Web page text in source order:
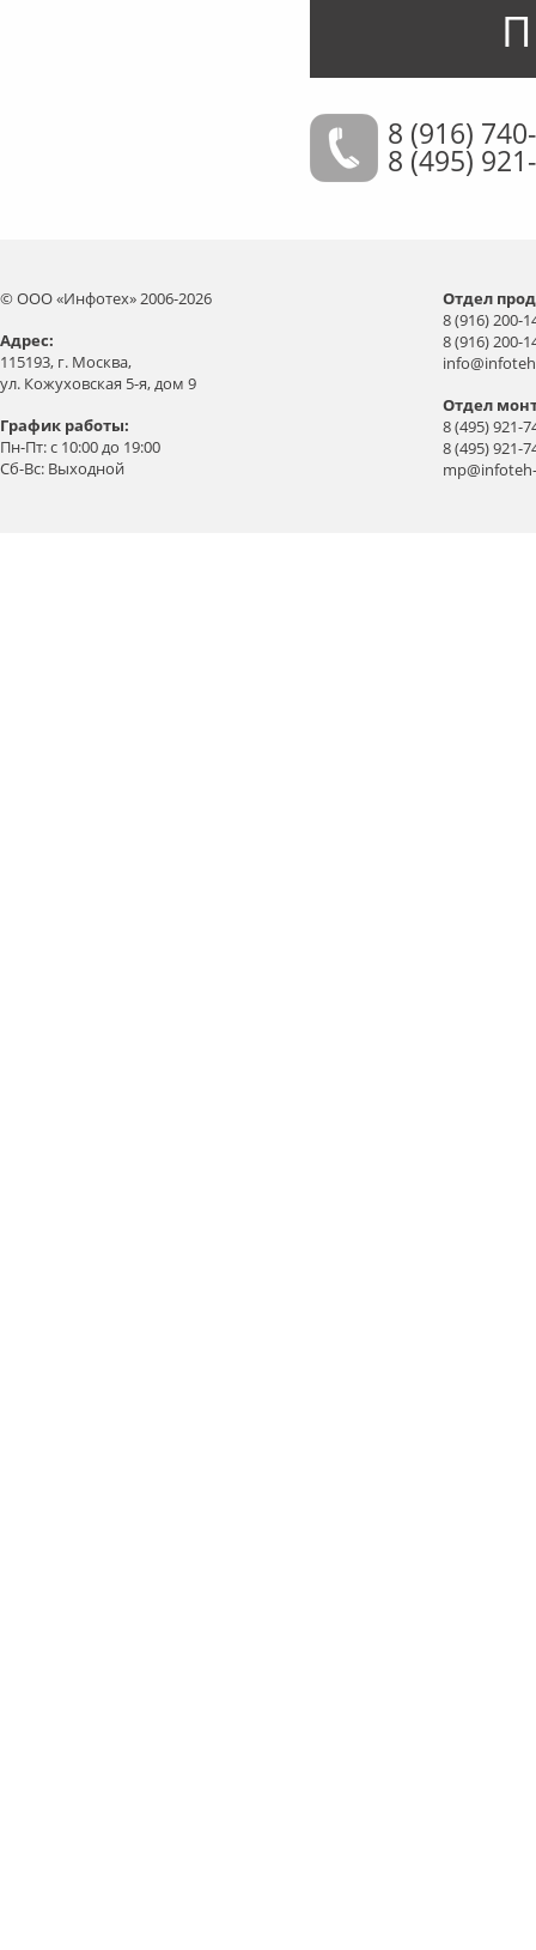
8 (916)
8 (495)
© ООО «Инфотех» 2006-2026
Aдрес:
115193, г. Москва,
ул. Кожуховская 5-я, дом 9
График работы:
Пн-Пт: с 10:00 до 19:00
Сб-Вс: Выходной
Отдел
8 (916) 200-
8 (916) 200-
Отдел
8 (495) 921-
8 (495) 921-